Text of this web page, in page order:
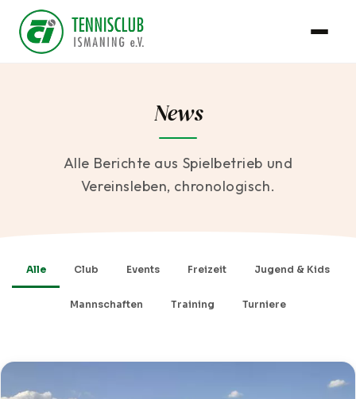
News
Alle Berichte aus Spielbetrieb und
Vereinsleben, chronologisch.
Alle Club Events Freizeit Jugend & Kids
Mannschaften Training Turniere